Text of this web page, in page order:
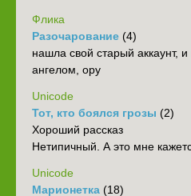
Флика
Разочарование (4)
нашла свой старый аккаунт,
ангелом, ору
Unicode
Тот, кто боялся грозы (2)
Хороший рассказ
Нетипичный. А это мне
Unicode
Марионетка (18)